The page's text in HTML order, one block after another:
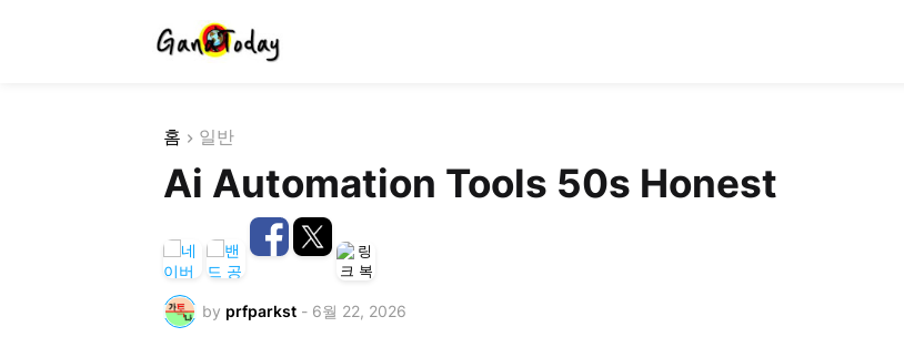
홈 일반
Ai Automation Tools 50s Honest
by prfparkst - 6월 22, 2026